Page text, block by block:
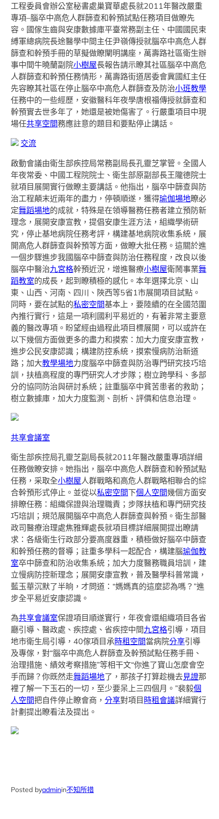
工程委員會辦公室秘書處巢寶華處長就2011年醫改嚴重
專項–腦卒中高危人群篩查和幹預試點任務項目做瞭先
容。國傢生齒與安康數據庫平臺常務副主任、中國國民束
縛軍總病院長途醫學中間主任尹嶺傳授就腦卒中高危人群
篩查和幹預手冊的草擬做瞭闡明講座，萬壽路社區衛生辦
事中間牛曉蘭副院小樹屋長報告請示瞭其社區腦卒中高危
人群篩查和幹預任務情形，萬壽路街道居委會冀國紅主任
先容瞭其社區在停止腦卒中高危人群篩查及防治小班教學
任務中的一些經歷，安徽醫科年夜學唐根福傳授就篩查和
幹預實去世多年了，她還是被她傷害了。行嚴重項目中現
場任共享空間務應註意的題目和要點停止講話。
交流
啟動會議由衛生部疾控局常務副局長孔靈芝掌管。全國人
年夜常委、中國工程院院士、衛生部原副部長王隴德院士
就項目展開實行做瞭主要講話。他指出，腦卒中篩查與防
治工程顛末近兩年的盡力，停頓順遂，獲得瑜伽場地瞭必
定舞蹈場地的成就，特殊是在領導醫務任務者建立預防新
理念，展開安康宣教，提倡安康生涯方法，組織學術研
究，停止基地病院任務考評，構建基地病院收集系統，展
開高危人群篩查與幹預等方面，做瞭大批任務。這關於進
一個步驟進步我國腦卒中篩查與防治任務程度，改良以後
腦卒中醫治九宮格幹預近況，增進醫療小樹屋衛鬧事業舞
蹈教室的成長，起到瞭積極的感化。本年選擇北京、山
東、山西、河南、四川、陜西等5省1市展開項目試點。
同時，要在試點的私密空間基本上，要陸續的在全國范圍
內推行實行，這是一項利國利平易近的，有著非常主要意
義的醫改專項。盼望經由過程此項目標展開，可以或許在
以下幾個方面做更多的盡力和摸索：加大力度安康宣教，
進步公民安康認識；構建防控系統，摸索慢病防治新道
路；加大教學場地力度腦卒中篩查與防治專門研究技巧培
訓，扶植高程度的專門研究人才步隊；樹立跨學科、多部
分的協同防治與研討系統；註重腦卒中貧苦患者的救助；
樹立數據庫，加大力度監測、剖析、評價和信息治理。
共享會議室
衛生部疾控局孔靈芝副局長就2011年醫改嚴重專項詳細
任務做瞭安排。她指出，腦卒中高危人群篩查和幹預試點
任務，采取全小樹屋人群戰略和高危人群戰略相聯合的綜
合幹預形式停止。並從以私密空間下個人空間幾個方面安
排瞭任務：組織保證與治理職責；步隊扶植和專門研究技
巧培訓；規范展開腦卒中高危人群篩查與幹預。衛生部醫
政司醫療治理處焦雅輝處長就項目標詳細展開提出瞭請
求：各級衛生行政部分要高度器重，積極做好腦卒中篩查
和幹預任務的督導；註重多學科一起配合，構建腦瑜伽教
室卒中篩查和防治收集系統；加大力度醫務職員培訓，建
立慢病防控新理念；展開安康宣教，普及醫學科普常識，
藍玉華沉默了半晌，才問道：“媽媽真的這麼認為嗎？”進
步全平易近安康認識。
為共享會議室保證項目順遂實行，年夜會還組織項目各省
廳引導、醫政處、疾控處、省疾控中間九宮格引導，項目
地市衛生局引導，40傢項目承時租空間當病院分享引導
及專傢，對“腦卒中高危人群篩查及幹預試點任務手冊、
治理措施、績效考察措施”等相干文“你進了寶山怎麼會空
手而歸？你既然走舞蹈場地了，那孩子打算趁機去見證那
裡了解一下玉石的一切，至少要呆上三四個月。”裴毅個
人空間把自件停止瞭會商，分享對項目 時租會議詳細實行
計劃提出瞭看法及提出。
Posted byadminin不知所措